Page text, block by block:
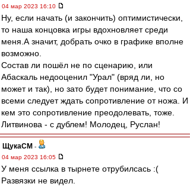
04 мар 2023 16:10
Ну, если начать (и закончить) оптимистически,
то наша концовка игры вдохновляет среди
меня.А значит, добрать очко в графике вполне
возможно.
Состав ли пошёл не по сценарию, или
Абаскаль недооценил "Урал" (вряд ли, но
может и так), но зато будет понимание, что со
всеми следует ждать сопротивление от ножа. И
кем это сопротивление преодолевать, тоже.
Литвинова - с дублем! Молодец, Руслан!
ЩукаСМ -
04 мар 2023 16:05
У меня ссылка в тырнете отрубилсась :(
Развязки не видел.